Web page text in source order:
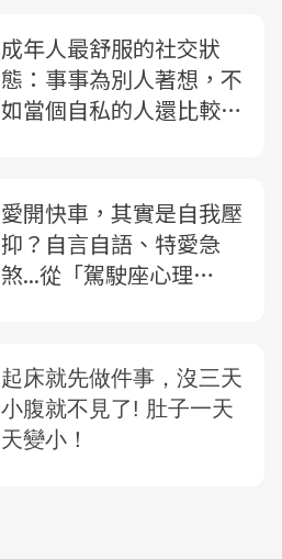
成年人最舒服的社交狀
態：事事為別人著想，不
如當個自私的人還比較受
愛開快車，其實是自我壓
抑？自言自語、特愛急
煞...從「駕駛座心理